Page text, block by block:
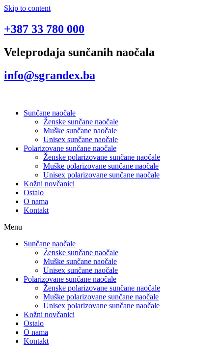
Skip to content
+387 33 780 000
Veleprodaja sunčanih naočala
info@sgrandex.ba
Sunčane naočale
Ženske sunčane naočale
Muške sunčane naočale
Unisex sunčane naočale
Polarizovane sunčane naočale
Ženske polarizovane sunčane naočale
Muške polarizovane sunčane naočale
Unisex polarizovane sunčane naočale
Kožni novčanici
Ostalo
O nama
Kontakt
Menu
Sunčane naočale
Ženske sunčane naočale
Muške sunčane naočale
Unisex sunčane naočale
Polarizovane sunčane naočale
Ženske polarizovane sunčane naočale
Muške polarizovane sunčane naočale
Unisex polarizovane sunčane naočale
Kožni novčanici
Ostalo
O nama
Kontakt